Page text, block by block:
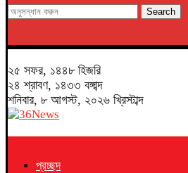
Search
২৫ সফর, ১৪৪৮ হিজরি
২৪ শ্রাবণ, ১৪৩৩ বঙ্গাব্দ
শনিবার, ৮ আগস্ট, ২০২৬ খ্রিস্টাব্দ
প্রচ্ছদ